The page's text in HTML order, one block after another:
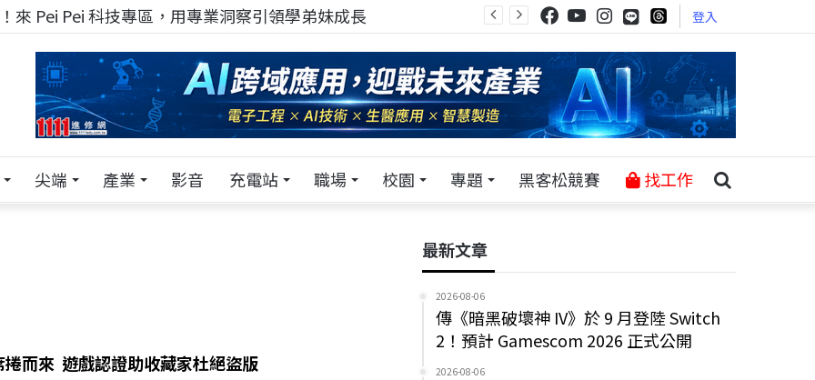
來 Pei Pei 科技專區，用專業洞察引領學弟妹成長 登入
尖端 產業 影音 充電站 職場 校園 專題 黑客松競賽 找工作
而來 遊戲認證助收藏家杜絕盜版
最新文章
2026-08-06
傳《暗黑破壞神 IV》於 9 月登陸 Switch
2！預計 Gamescom 2026 正式公開
2026-08-06